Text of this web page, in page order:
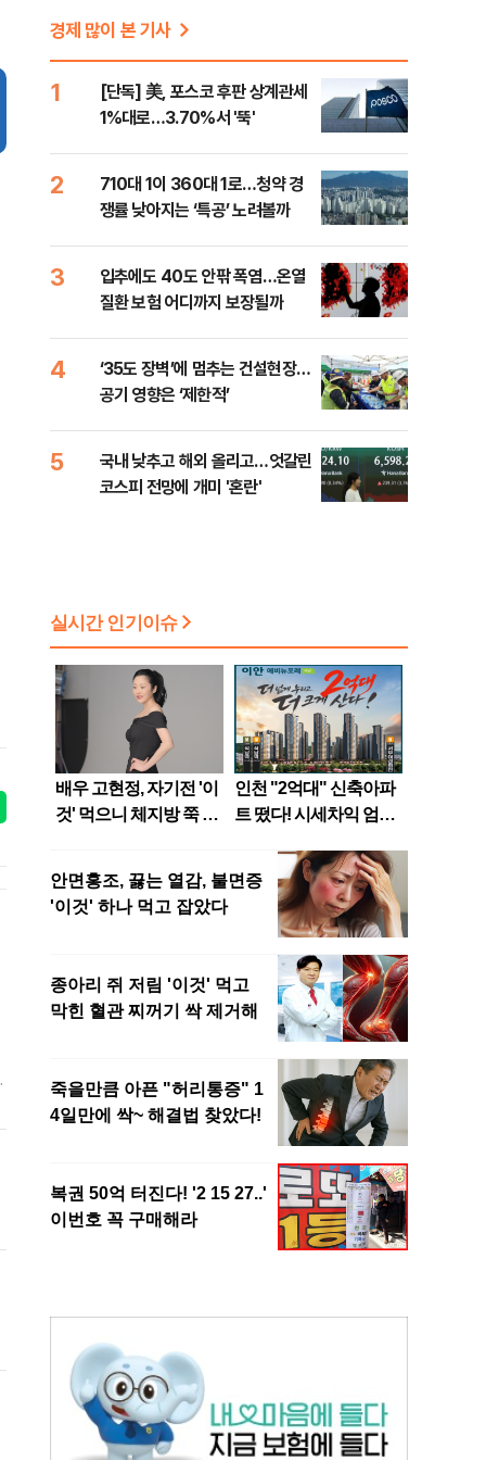
경제 많이 본 기사
1
[단독] 美, 포스코 후판 상계관세
1%대로…3.70%서 '뚝'
2
710대 1이 360대 1로…청약 경
쟁률 낮아지는 ‘특공’ 노려볼까
3
입추에도 40도 안팎 폭염…온열
질환 보험 어디까지 보장될까
4
‘35도 장벽’에 멈추는 건설현장…
공기 영향은 ‘제한적’
5
국내 낮추고 해외 올리고…엇갈린
코스피 전망에 개미 '혼란'